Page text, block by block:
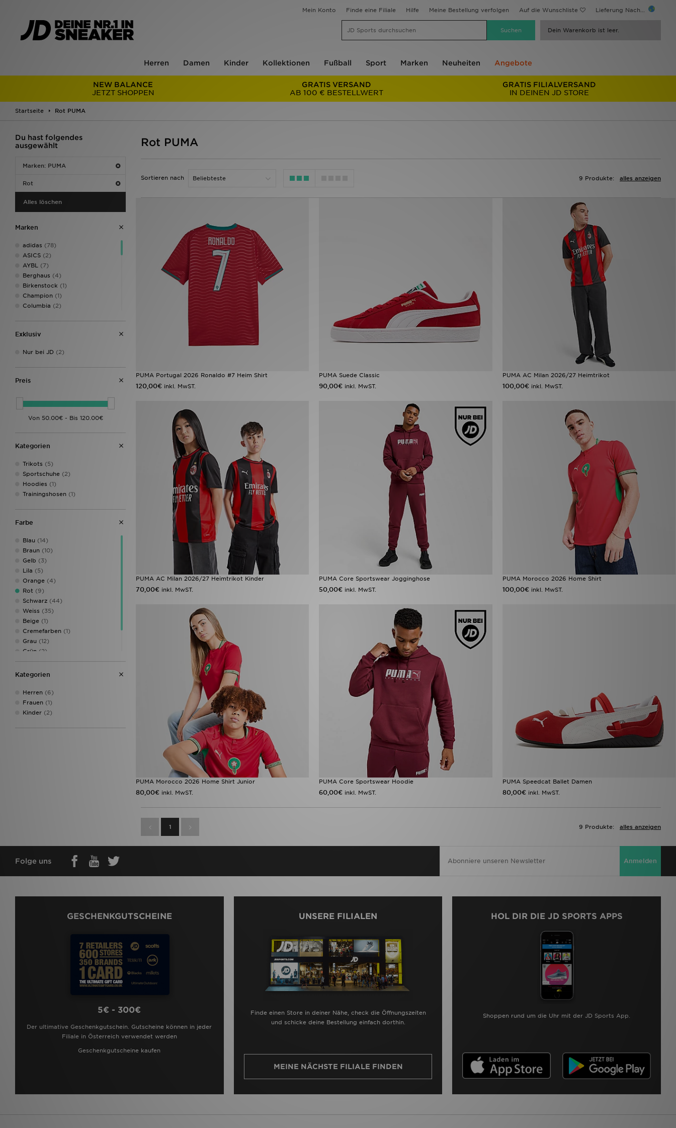
Mein Konto Finde eine Filiale Hilfe Meine Bestellung verfolgen Auf die Wunschliste Lieferung Nach...
Dein Warenkorb ist leer.
Herren Damen Kinder Kollektionen Fußball Sport Marken Neuheiten Angebote
NEW BALANCE
JETZT SHOPPEN
GRATIS VERSAND
AB 100 € BESTELLWERT
GRATIS FILIALVERSAND
IN DEINEN JD STORE
Startseite Rot PUMA
Du hast folgendes
ausgewählt
Marken: PUMA
Rot
Alles löschen
Marken
adidas (78)
ASICS (2)
AYBL (7)
Berghaus (4)
Birkenstock (1)
Champion (1)
Columbia (2)
DAILYSZN
Hummel (4)
Jordan(20)
Le Coq Sportif
Macron(1)
McKenzie (3)
New Balance
Nike(42)
PUMA(9)
Rascal(1)
Red Run Activewear
Speedo (1)
SUDU
(1)
Supply & Demand
Trailberg
Under Armour
Unlike Humans
Vans
Von Dutch
Exklusiv
Nur bei JD (2)
Preis
Kategorien
Trikots (5)
Sportschuhe (2)
Hoodies (1)
Trainingshosen (1)
Farbe
Blau (14)
Braun (10)
Gelb (3)
Lila (5)
Orange (4)
Rot (9)
Schwarz (44)
Weiss (35)
Beige (1)
Cremefarben (1)
Grau (12)
Grün (2)
Rosa(22)
Silber
(2)
Kategorien
Herren (6)
Frauen (1)
Kinder (2)
Rot PUMA
Sortieren nach alles anzeigen
9 Produkte:
PUMA Portugal 2026 Ronaldo #7 Heim Shirt
120,00€ inkl. MwST.
PUMA Suede Classic
90,00€ inkl. MwST.
PUMA AC Milan 2026/27 Heimtrikot
100,00€ inkl. MwST.
PUMA AC Milan 2026/27 Heimtrikot Kinder
70,00€ inkl. MwST.
PUMA Core Sportswear Jogginghose
50,00€ inkl. MwST.
PUMA Morocco 2026 Home Shirt
100,00€ inkl. MwST.
PUMA Morocco 2026 Home Shirt Junior
80,00€ inkl. MwST.
PUMA Core Sportswear Hoodie
60,00€ inkl. MwST.
PUMA Speedcat Ballet Damen
80,00€ inkl. MwST.
1 alles anzeigen
9 Produkte:
Folge uns Anmelden
GESCHENKGUTSCHEINE
5€ - 300€
Der ultimative Geschenkgutschein. Gutscheine können in jeder
Filiale in Österreich verwendet werden
Geschenkgutscheine kaufen
UNSERE FILIALEN
Finde einen Store in deiner Nähe, check die Öffnungszeiten
und schicke deine Bestellung einfach dorthin.
MEINE NÄCHSTE FILIALE FINDEN
HOL DIR DIE JD SPORTS APPS
Shoppen rund um die Uhr mit der JD Sports App.